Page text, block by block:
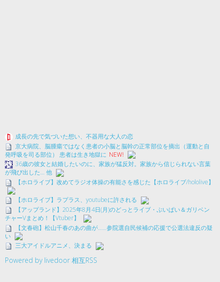
成長の先で気づいた想い、不器用な大人の恋
京大病院、脳腫瘍ではなく患者の小脳と脳幹の正常部位を摘出（運動と自
発呼吸を司る部位） 患者は生き地獄に NEW!
36歳の彼女と結婚したいのに、家族が猛反対。家族から信じられない言葉
が飛び出した… 他
【ホロライブ】改めてラジオ体操の有能さを感じた【ホロライブ/hololive】
【ホロライブ】ラプラス、youtubeに許される
【アップランド】2025年8月4日(月)のどっとライブ・ぶいぱい＆ガリベン
チャーVまとめ！【Vtuber】
【文春砲】松山千春のあの曲が……参院選自民候補の応援で公選法違反の疑
い
三大アイドルアニメ、決まる
Powered by livedoor 相互RSS